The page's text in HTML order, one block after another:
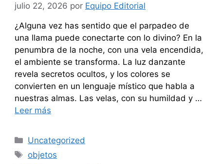
julio 22, 2026 por Equipo Editorial
¿Alguna vez has sentido que el parpadeo de
una llama puede conectarte con lo divino? En la
penumbra de la noche, con una vela encendida,
el ambiente se transforma. La luz danzante
revela secretos ocultos, y los colores se
convierten en un lenguaje místico que habla a
nuestras almas. Las velas, con su humildad y …
Leer más
Categorías
Uncategorized
Etiquetas
objetos